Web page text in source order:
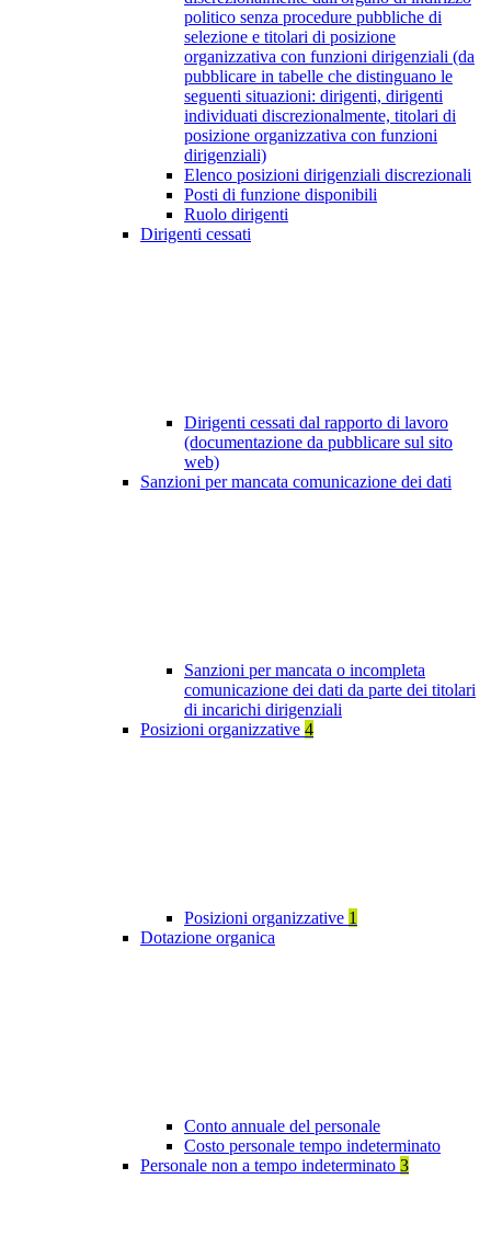
politico senza procedure pubbliche di
selezione e titolari di posizione
organizzativa con funzioni dirigenziali (da
pubblicare in tabelle che distinguano le
seguenti situazioni: dirigenti, dirigenti
individuati discrezionalmente, titolari di
posizione organizzativa con funzioni
dirigenziali)
Elenco posizioni dirigenziali discrezionali
Posti di funzione disponibili
Ruolo dirigenti
Dirigenti cessati
Dirigenti cessati dal rapporto di lavoro
(documentazione da pubblicare sul sito
web)
Sanzioni per mancata comunicazione dei dati
Sanzioni per mancata o incompleta
comunicazione dei dati da parte dei titolari
di incarichi dirigenziali
Posizioni organizzative 4
Posizioni organizzative 1
Dotazione organica
Conto annuale del personale
Costo personale tempo indeterminato
Personale non a tempo indeterminato 3